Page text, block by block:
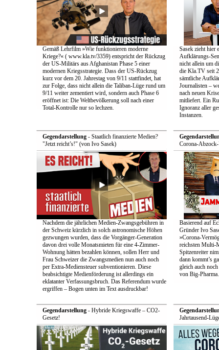
Gemäß Lehrfilm »Wie funktionieren moderne
Kriege?« ( www.kla.tv/3359) entspricht der Rückzug
der US-Militärs aus Afghanistan Phase 5 einer
modernen Kriegsstrategie. Dass der US-Rückzug
kurz vor dem 20. Jahrestag von 9/11 stattfindet, hat
zur Folge, dass nicht allein die Taliban-Lüge rund um
9/11 weiter zementiert wird, sondern auch Phase 6
eröffnet ist: Die Weltbevölkerung soll nach einer
Total-Kontrolle nur so lechzen.
Sasek zieht hier
Aufklärungs-
nicht allein um
die Kla.TV seit
sämtliche
Journalisten –
nach neuen
mitliefert. Ein
Ignoranz aller
Instanzen.
Gegendarstellung- Staatlich finanzierte Medien?
"Jetzt reicht’s!" (von Ivo Sasek)
Nachdem die jährlichen Medien-Zwangsgebühren in
der Schweiz kürzlich in solch astronomische Höhen
gezwungen wurden, dass die Vorgänger-Generation
davon drei volle Monatsmieten für eine 4-Zimmer-
Wohnung hätten bezahlen können, sollen Herr und
Frau Schweizer die Zwangsmedien nun auch noch
per Extra-Mediensteuer subventionieren. Diese
beabsichtigte Medienförderung ist allerdings ein
eklatanter Verfassungsbruch. Das Referendum wurde
ergriffen – Bogen unten im Text ausdruckbar!
Corona-
Basierend auf
Gründer Ivo
»Corona-
reichsten Multi-
Spitzenreiter
dann kommt’s
gleich auch
von Big-
Gegendarstellung- Hybride Kriegswaffe – CO2-
Gesetz!
Jahrtausend-